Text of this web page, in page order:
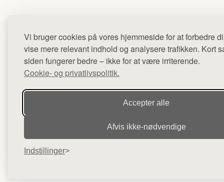
Vi bruger cookies på vores hjemmeside for at forbedre
vise mere relevant indhold og analysere trafikken. Kort
siden fungerer bedre – ikke for at være irriterende.
Cookie- og privatlivspolitik.
Accepter alle
Afvis ikke‑nødvendige
Indstillinger